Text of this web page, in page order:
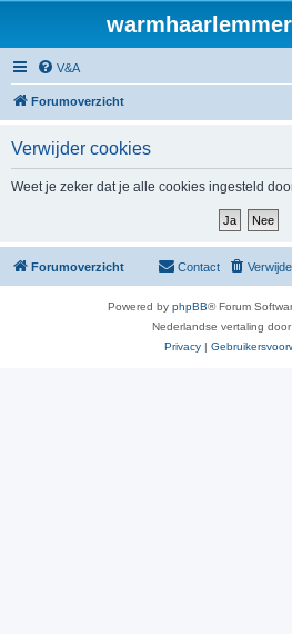
V&A
Forumoverzicht
Verwijder cookies
Weet je zeker dat je alle cookies ingesteld
Forumoverzicht Contact
Powered by phpBB® Forum
Nederlandse vertaling door
Privacy |